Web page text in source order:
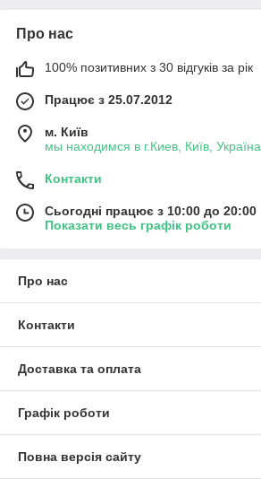
Про нас
100% позитивних з 30 відгуків за рік
Працює з 25.07.2012
м. Київ
мы находимся в г.Киев, Київ, Україна
Контакти
Сьогодні працює з 10:00 до 20:00
Показати весь графік роботи
Про нас
Контакти
Доставка та оплата
Графік роботи
Повна версія сайту